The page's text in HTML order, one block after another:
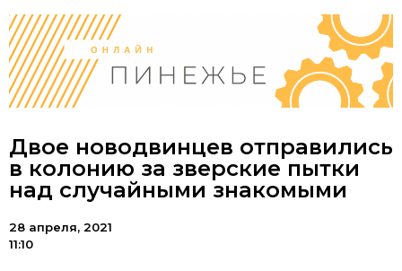
Двое новодвинцев отправились
в колонию за зверские пытки
над случайными знакомыми
28 апреля, 2021
11:10